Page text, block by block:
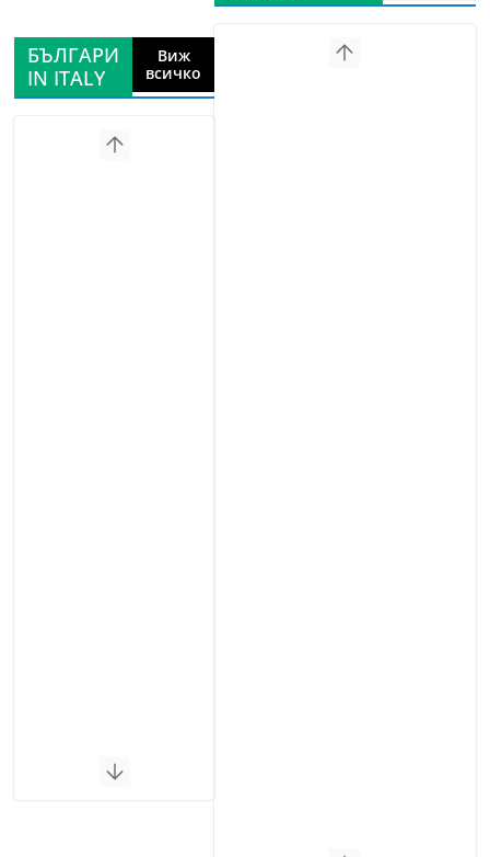
БЪЛГАРИ
IN ITALY
Виж
всичко